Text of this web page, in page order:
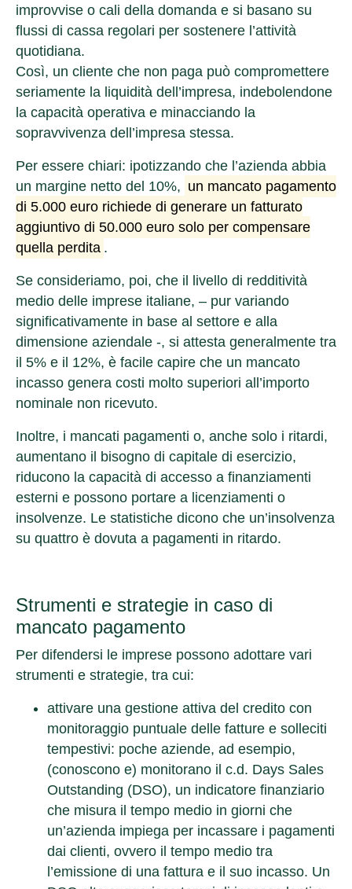
improvvise o cali della domanda e si basano su
flussi di cassa regolari per sostenere l’attività
quotidiana.
Così, un cliente che non paga può compromettere
seriamente la liquidità dell’impresa, indebolendone
la capacità operativa e minacciando la
sopravvivenza dell’impresa stessa.
Per essere chiari: ipotizzando che l’azienda abbia
un margine netto del 10%, un mancato pagamento
di 5.000 euro richiede di generare un fatturato
aggiuntivo di 50.000 euro solo per compensare
quella perdita .
Se consideriamo, poi, che il livello di redditività
medio delle imprese italiane, – pur variando
significativamente in base al settore e alla
dimensione aziendale -, si attesta generalmente tra
il 5% e il 12%, è facile capire che un mancato
incasso genera costi molto superiori all’importo
nominale non ricevuto.
Inoltre, i mancati pagamenti o, anche solo i ritardi,
aumentano il bisogno di capitale di esercizio,
riducono la capacità di accesso a finanziamenti
esterni e possono portare a licenziamenti o
insolvenze. Le statistiche dicono che un’insolvenza
su quattro è dovuta a pagamenti in ritardo.
Strumenti e strategie in caso di
mancato pagamento
Per difendersi le imprese possono adottare vari
strumenti e strategie, tra cui:
attivare una gestione attiva del credito con
monitoraggio puntuale delle fatture e solleciti
tempestivi: poche aziende, ad esempio,
(conoscono e) monitorano il c.d. Days Sales
Outstanding (DSO), un indicatore finanziario
che misura il tempo medio in giorni che
un’azienda impiega per incassare i pagamenti
dai clienti, ovvero il tempo medio tra
l’emissione di una fattura e il suo incasso. Un